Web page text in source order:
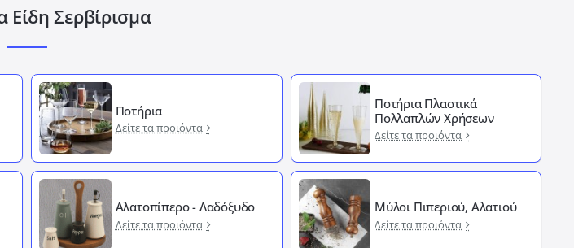
Είδη Σερβίρισμα
Ποτήρια
Δείτε τα προιόντα
Ποτήρια Πλαστικά
Πολλαπλών Χρήσεων
Δείτε τα προιόντα
Αλατοπίπερο - Λαδόξυδο
Δείτε τα προιόντα
Μύλοι Πιπεριού, Αλατιού
Δείτε τα προιόντα